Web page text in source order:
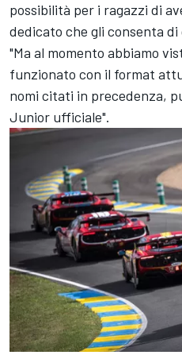
possibilità per i ragazzi di
dedicato che gli consenta di
"Ma al momento abbiamo
funzionato con il format
nomi citati in precedenza,
Junior ufficiale".